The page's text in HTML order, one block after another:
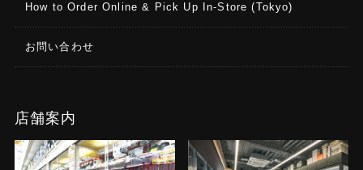
How to Order Online & Pick Up In-Store (Tokyo)
お問い合わせ
店舗案内